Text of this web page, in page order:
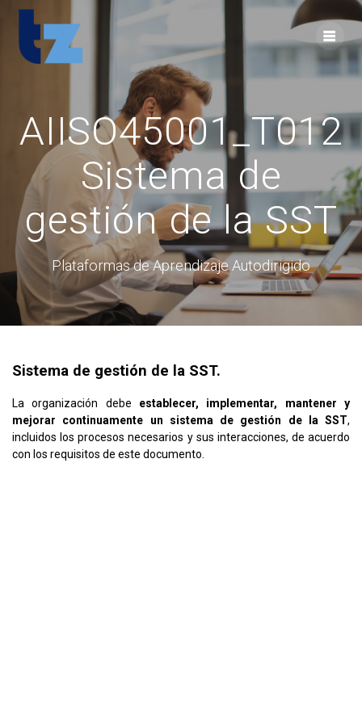
AIISO45001_T012
Sistema de
gestión de la SST
Plataformas de Aprendizaje Autodirigido
Sistema de gestión de la SST.
La organización debe establecer, implementar, mantener y
mejorar continuamente un sistema de gestión de la SST,
incluidos los procesos necesarios y sus interacciones, de acuerdo
con los requisitos de este documento.